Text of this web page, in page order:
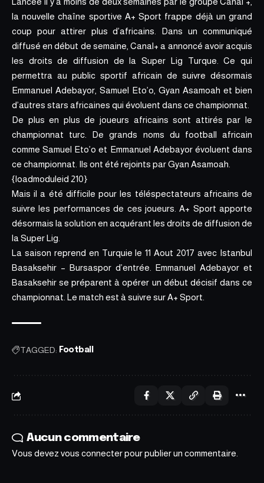
la nouvelle chaîne sportive A+ Sport frappe déjà un grand
coup pour attirer plus d’africains. Dans un communiqué
diffusé en début de semaine, Canal+ a annoncé avoir acquis
les droits de diffusion de la Super Lig Turque. Ce qui
permettra au public sportif africain de suivre désormais
Emmanuel Adebayor, Samuel Eto’o, Gyan Asamoah et bien
d’autres stars africaines qui évoluent dans ce championnat.
De plus en plus de joueurs africains sont attirés par le
championnat turc. De grands noms du football africain
comme Samuel Eto’o et Emmanuel Adebayor évoluent dans
ce championnat. Ils ont été rejoints par Gyan Asamoah.
{loadmoduleid 210}
Mais il a été difficile pour les téléspectateurs africains de
suivre les performances de ces joueurs. A+ Sport apporte
désormais la solution en acquérant les droits de diffusion de
la Super Lig.
La saison reprend en Turquie le 11 Aout 2017 avec Istanbul
Basaksehir – Bursaspor d’entrée. Emmanuel Adebayor et
Basaksehir se préparent à opérer un début décisif dans ce
championnat. Le match est à suivre sur A+ Sport.
TAGGED: Football
Aucun commentaire
Vous devez vous connecterpour publier un commentaire.